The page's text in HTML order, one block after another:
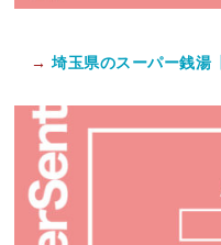
→ 埼玉県のスーパー銭湯